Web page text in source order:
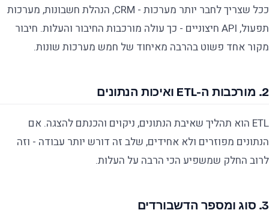
ככל שצריך לחבר יותר מערכות - CRM, הנהלת חשבונות, מערכות
תפעול, API חיצוניים - כך עולה מורכבות החיבור והעלות. חיבור
מקור אחד פשוט בהרבה מאיחוד של חמש מערכות שונות.
2. מורכבות ה-ETL ואיכות הנתונים
ETL הוא תהליך שאיבת הנתונים, ניקוים והכנתם להצגה. אם
הנתונים מפוזרים ולא אחידים, שלב זה דורש יותר עבודה - וזה
לרוב החלק שמשפיע הכי הרבה על העלות.
3. סוג ומספר הדשבורדים